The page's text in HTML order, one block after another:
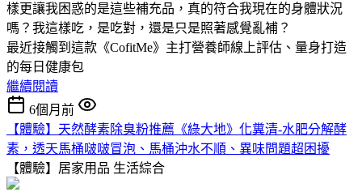
樣更讓我困惑的是這些補充品，真的符合我現在的身體狀況
嗎？我這樣吃，是吃對，還是只是照著感覺亂補？
最近接觸到這款《CofitMe》主打營養師線上評估、量身打造
的每日健康包
繼續閱讀
6個月前
【體驗】天然酵素除臭粉推薦《綠大地》化糞清-水肥分解酵
素，透天馬桶啵啵冒泡、馬桶沖水不順、異味問題超困擾
【體驗】居家用品 生活綜合